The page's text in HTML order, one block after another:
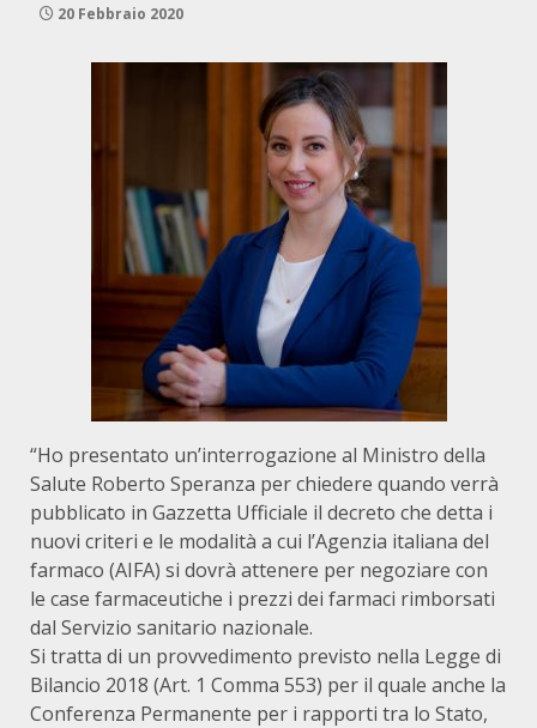
20 Febbraio 2020
“Ho presentato un’interrogazione al Ministro della
Salute Roberto Speranza per chiedere quando verrà
pubblicato in Gazzetta Ufficiale il decreto che detta i
nuovi criteri e le modalità a cui l’Agenzia italiana del
farmaco (AIFA) si dovrà attenere per negoziare con
le case farmaceutiche i prezzi dei farmaci rimborsati
dal Servizio sanitario nazionale.
Si tratta di un provvedimento previsto nella Legge di
Bilancio 2018 (Art. 1 Comma 553) per il quale anche la
Conferenza Permanente per i rapporti tra lo Stato,